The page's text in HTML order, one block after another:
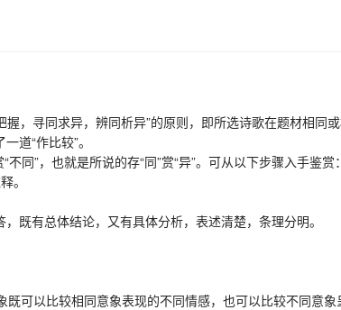
寻同求异，辨同析异”的原则，即所选诗歌在题材相同
道“作比较”。
”，也就是所说的存“同”赏“异”。可从以下步骤入手鉴赏：
。
既有总体结论，又有具体分析，表述清楚，条理分明。
可以比较相同意象表现的不同情感，也可以比较不同意象